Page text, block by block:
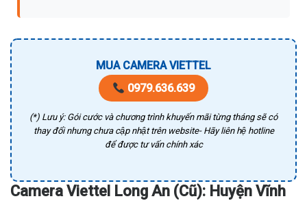
MUA CAMERA VIETTEL
0979.636.639
(*) Lưu ý: Gói cước và chương trình khuyến mãi từng tháng sẽ có
thay đổi nhưng chưa cập nhật trên website- Hãy liên hệ hotline
để được tư vấn chính xác
Camera Viettel Long An (Cũ): Huyện Vĩnh